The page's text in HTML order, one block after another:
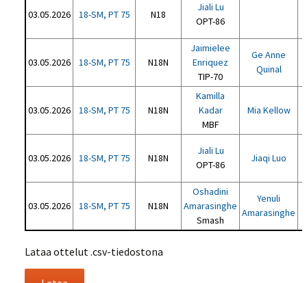
03.05.2026 18-SM, PT 75 N18
Jiali Lu
OPT-86
03.05.2026 18-SM, PT 75 N18N
Jaimielee
Enriquez
TIP-70
Ge Anne
Quinal
03.05.2026 18-SM, PT 75 N18N
Kamilla
Kadar
MBF
Mia Kellow
03.05.2026 18-SM, PT 75 N18N
Jiali Lu
OPT-86
Jiaqi Luo
03.05.2026 18-SM, PT 75 N18N
Oshadini
Amarasinghe
Smash
Yenuli
Amarasinghe
Lataa ottelut .csv-tiedostona